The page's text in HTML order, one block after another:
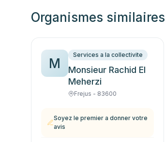
Organismes similaires
M
Services a la collectivite
Monsieur Rachid El
Meherzi
Frejus - 83600
Soyez le premier a donner votre
avis